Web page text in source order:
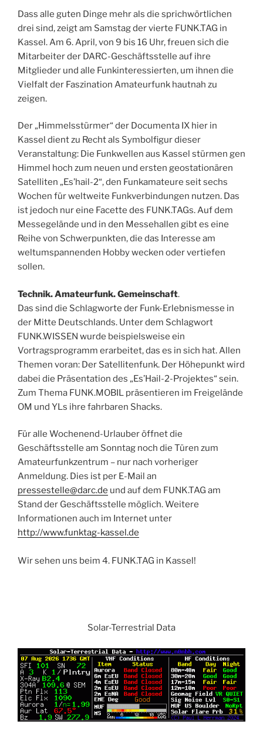
Dass alle guten Dinge mehr als die sprichwörtlichen
drei sind, zeigt am Samstag der vierte FUNK.TAG in
Kassel. Am 6. April, von 9 bis 16 Uhr, freuen sich die
Mitarbeiter der DARC-Geschäftsstelle auf ihre
Mitglieder und alle Funkinteressierten, um ihnen die
Vielfalt der Faszination Amateurfunk hautnah zu
zeigen.
Der „Himmelsstürmer“ der Documenta IX hier in
Kassel dient zu Recht als Symbolfigur dieser
Veranstaltung: Die Funkwellen aus Kassel stürmen gen
Himmel hoch zum neuen und ersten geostationären
Satelliten „Es’hail-2“, den Funkamateure seit sechs
Wochen für weltweite Funkverbindungen nutzen. Das
ist jedoch nur eine Facette des FUNK.TAGs. Auf dem
Messegelände und in den Messehallen gibt es eine
Reihe von Schwerpunkten, die das Interesse am
weltumspannenden Hobby wecken oder vertiefen
sollen.
Technik. Amateurfunk. Gemeinschaft.
Das sind die Schlagworte der Funk-Erlebnismesse in
der Mitte Deutschlands. Unter dem Schlagwort
FUNK.WISSEN wurde beispielsweise ein
Vortragsprogramm erarbeitet, das es in sich hat. Allen
Themen voran: Der Satellitenfunk. Der Höhepunkt wird
dabei die Präsentation des „Es’Hail-2-Projektes“ sein.
Zum Thema FUNK.MOBIL präsentieren im Freigelände
OM und YLs ihre fahrbaren Shacks.
Für alle Wochenend-Urlauber öffnet die
Geschäftsstelle am Sonntag noch die Türen zum
Amateurfunkzentrum – nur nach vorheriger
Anmeldung. Dies ist per E-Mail an
pressestelle@darc.de und auf dem FUNK.TAG am
Stand der Geschäftsstelle möglich. Weitere
Informationen auch im Internet unter
http://www.funktag-kassel.de
Wir sehen uns beim 4. FUNK.TAG in Kassel!
Solar-Terrestrial Data